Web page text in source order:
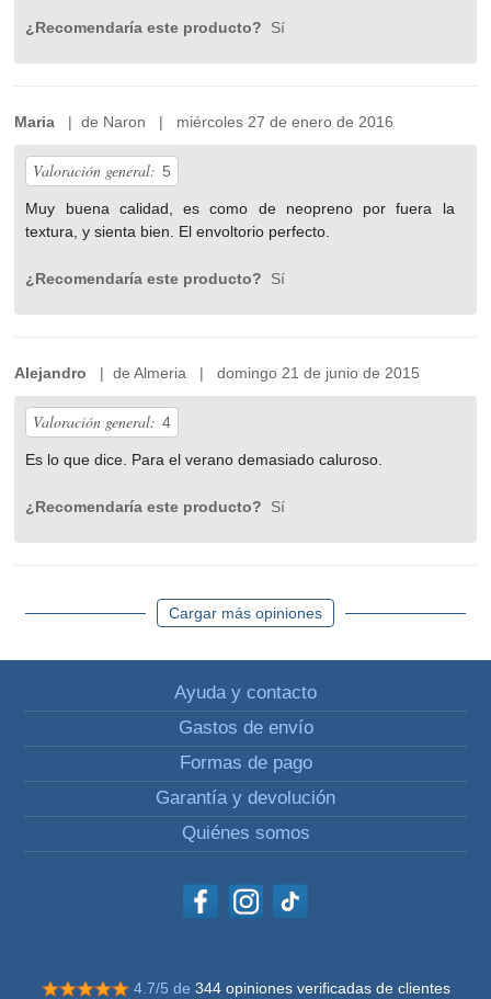
¿Recomendaría este producto? Sí
Maria | de Naron | miércoles 27 de enero de 2016
Valoración general: 5
Muy buena calidad, es como de neopreno por fuera la
textura, y sienta bien. El envoltorio perfecto.
¿Recomendaría este producto? Sí
Alejandro | de Almeria | domingo 21 de junio de 2015
Valoración general: 4
Es lo que dice. Para el verano demasiado caluroso.
¿Recomendaría este producto? Sí
Cargar más opiniones
Ayuda y contacto
Gastos de envío
Formas de pago
Garantía y devolución
Quiénes somos
4.7/5 de 344 opiniones verificadas de clientes